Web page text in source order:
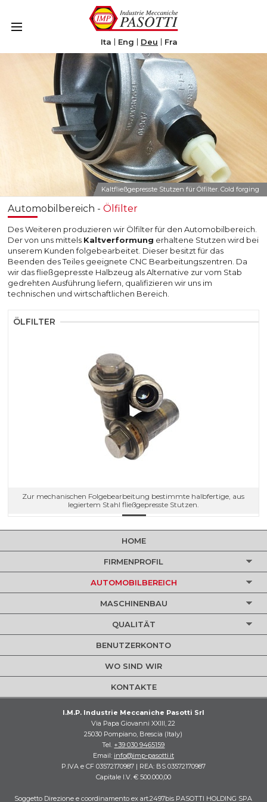
Ita Eng Deu Fra
Kaltfließgepresste Stutzen für Ölfilter. Cold forging
Automobilbereich -Ölfilter
Des Weiteren produzieren wir Ölfilter für den Automobilbereich.
Der von uns mittels Kaltverformung erhaltene Stutzen wird bei
unserem Kunden folgebearbeitet. Dieser besitzt für das
Beenden des Teiles geeignete CNC Bearbeitungszentren. Da
wir das fließgepresste Halbzeug als Alternative zur vom Stab
gedrehten Ausführung liefern, qualifizieren wir uns im
technischen und wirtschaftlichen Bereich.
ÖLFILTER
Zur mechanischen Folgebearbeitung bestimmte halbfertige, aus
legiertem Stahl fließgepresste Stutzen.
HOME
FIRMENPROFIL
AUTOMOBILBEREICH
MASCHINENBAU
QUALITÄT
BENUTZERKONTO
WO SIND WIR
KONTAKTE
I.M.P. Industrie Meccaniche Pasotti Srl
Via Papa Giovanni XXIII, 22
25030 Pompiano, Brescia (Italy)
Tel. +39 030 9465159
Email: info@imp-pasotti.it
P.IVA e CF 03572170987 | REA: BS 03572170987
Capitale I.V. € 500.000,00
Soggetto Direzione e coordinamento ex art.2497bis PASOTTI HOLDING SPA
Informativa sulla raccolta
Le tue preferenze relative alla privacy